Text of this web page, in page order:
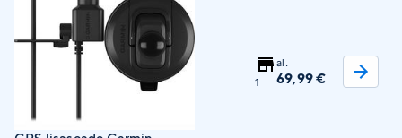
1
al.
69,99 €